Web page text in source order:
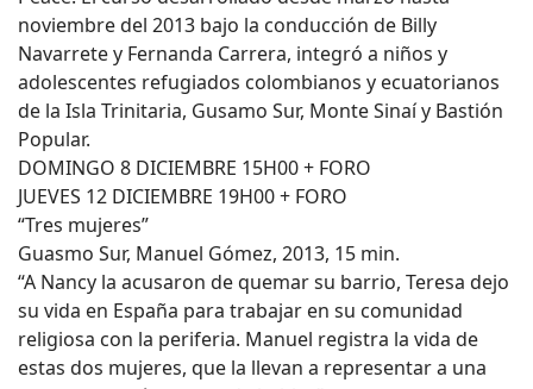
noviembre del 2013 bajo la conducción de Billy
Navarrete y Fernanda Carrera, integró a niños y
adolescentes refugiados colombianos y ecuatorianos
de la Isla Trinitaria, Gusamo Sur, Monte Sinaí y Bastión
Popular.
DOMINGO 8 DICIEMBRE 15H00 + FORO
JUEVES 12 DICIEMBRE 19H00 + FORO
“Tres mujeres”
Guasmo Sur, Manuel Gómez, 2013, 15 min.
“A Nancy la acusaron de quemar su barrio, Teresa dejo
su vida en España para trabajar en su comunidad
religiosa con la periferia. Manuel registra la vida de
estas dos mujeres, que la llevan a representar a una